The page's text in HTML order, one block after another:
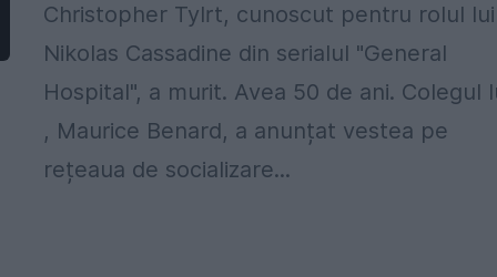
Christopher Tylrt, cunoscut pentru rolul lui
Nikolas Cassadine din serialul "General
Hospital", a murit. Avea 50 de ani. Colegul
, Maurice Benard, a anunțat vestea pe
rețeaua de socializare...